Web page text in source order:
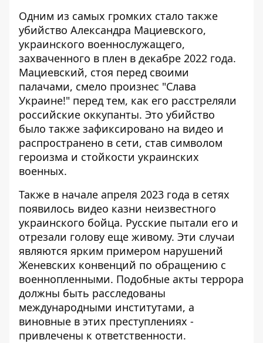
Одним из самых громких стало также
убийство Александра Мациевского,
украинского военнослужащего,
захваченного в плен в декабре 2022 года.
Мациевский, стоя перед своими
палачами, смело произнес "Слава
Украине!" перед тем, как его расстреляли
российские оккупанты. Это убийство
было также зафиксировано на видео и
распространено в сети, став символом
героизма и стойкости украинских
военных.
Также в начале апреля 2023 года в сетях
появилось видео казни неизвестного
украинского бойца. Русские пытали его и
отрезали голову еще живому. Эти случаи
являются ярким примером нарушений
Женевских конвенций по обращению с
военнопленными. Подобные акты террора
должны быть расследованы
международными институтами, а
виновные в этих преступлениях -
привлечены к ответственности.